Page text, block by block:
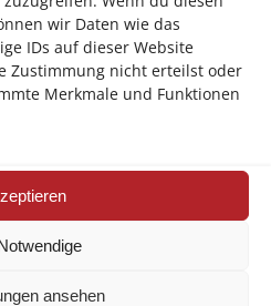
wir Daten wie das
IDs auf dieser Website
Zustimmung nicht erteilst oder
Merkmale und Funktionen
ansehen